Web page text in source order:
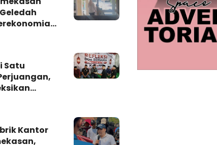
Saja!
Satu
untuk
Kantor